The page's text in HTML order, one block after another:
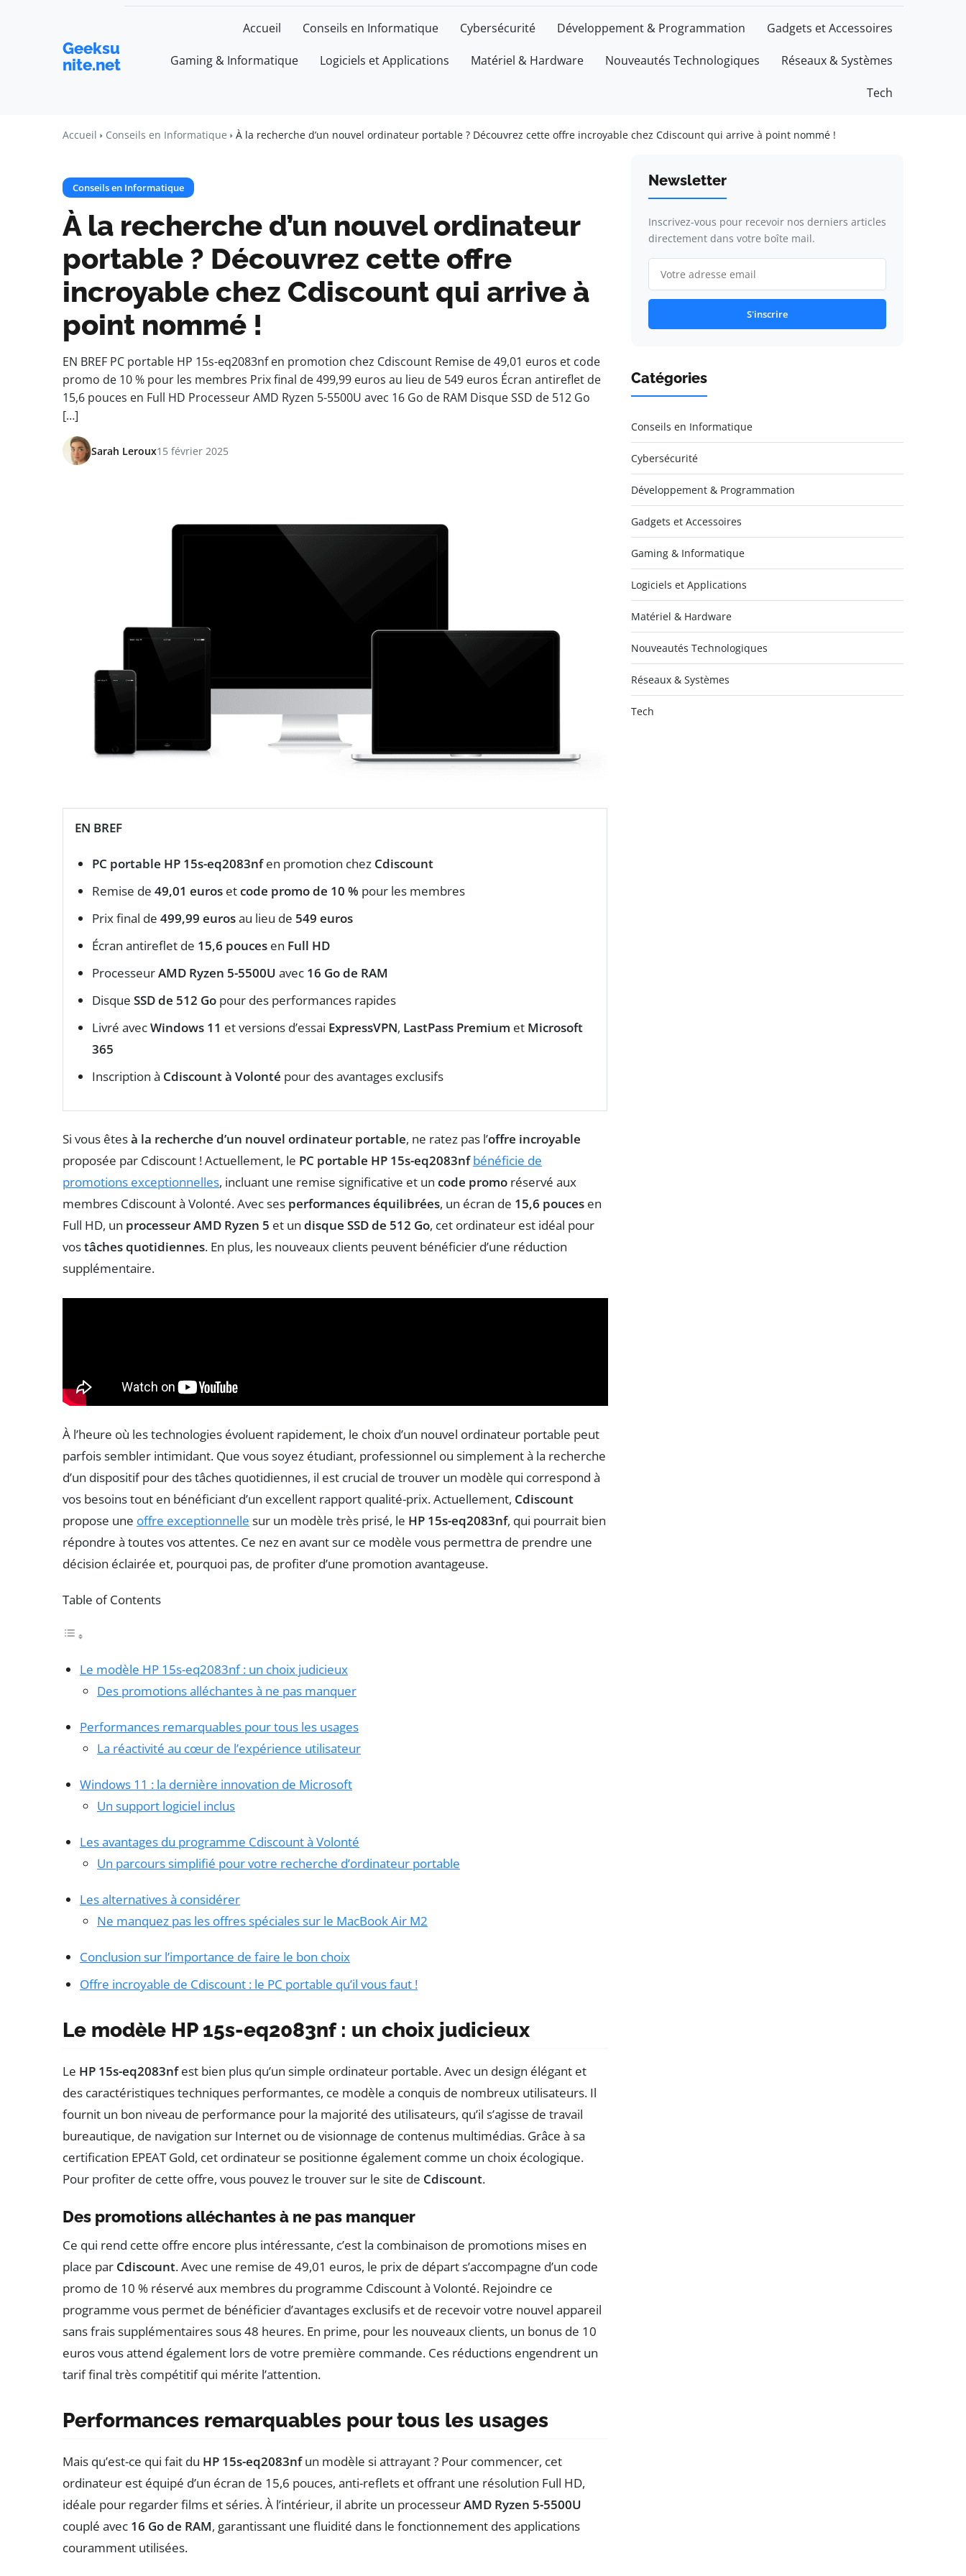
Geeksu
nite.net
Accueil Conseils en Informatique Cybersécurité Développement & Programmation Gadgets et Accessoires
Gaming & Informatique Logiciels et Applications Matériel & Hardware Nouveautés Technologiques Réseaux & Systèmes
Tech
Accueil Conseils en Informatique À la recherche d’un nouvel ordinateur portable ? Découvrez cette offre incroyable chez Cdiscount qui arrive à point nommé !
Conseils en Informatique
À la recherche d’un nouvel ordinateur
portable ? Découvrez cette offre
incroyable chez Cdiscount qui arrive à
point nommé !
EN BREF PC portable HP 15s-eq2083nf en promotion chez Cdiscount Remise de 49,01 euros et code
promo de 10 % pour les membres Prix final de 499,99 euros au lieu de 549 euros Écran antireflet de
15,6 pouces en Full HD Processeur AMD Ryzen 5-5500U avec 16 Go de RAM Disque SSD de 512 Go
[…]
Sarah Leroux15 février 2025
EN BREF
PC portable HP 15s-eq2083nfen promotion chez Cdiscount
Remise de 49,01 euros etcode promo de 10 % pour les membres
Prix final de 499,99 eurosau lieu de 549 euros
Écran antireflet de 15,6 pouces en Full HD
ProcesseurAMD Ryzen 5-5500U avec 16 Go de RAM
Disque SSD de 512 Go pour des performances rapides
Livré avecWindows 11 et versions d’essai ExpressVPN, LastPass Premium et Microsoft
365
Inscription à Cdiscount à Volonté pour des avantages exclusifs
Si vous êtesà la recherche d’un nouvel ordinateur portable, ne ratez pas l’offre incroyable
proposée par Cdiscount ! Actuellement, le PC portable HP 15s-eq2083nf bénéficie de
promotions exceptionnelles, incluant une remise significative et un code promo réservé aux
membres Cdiscount à Volonté. Avec ses performances équilibrées, un écran de 15,6 pouces en
Full HD, un processeur AMD Ryzen 5 et un disque SSD de 512 Go, cet ordinateur est idéal pour
vostâches quotidiennes. En plus, les nouveaux clients peuvent bénéficier d’une réduction
supplémentaire.
À l’heure où les technologies évoluent rapidement, le choix d’un nouvel ordinateur portable peut
parfois sembler intimidant. Que vous soyez étudiant, professionnel ou simplement à la recherche
d’un dispositif pour des tâches quotidiennes, il est crucial de trouver un modèle qui correspond à
vos besoins tout en bénéficiant d’un excellent rapport qualité-prix. Actuellement, Cdiscount
propose une offre exceptionnelle sur un modèle très prisé, le HP 15s-eq2083nf, qui pourrait bien
répondre à toutes vos attentes. Ce nez en avant sur ce modèle vous permettra de prendre une
décision éclairée et, pourquoi pas, de profiter d’une promotion avantageuse.
Table of Contents
Le modèle HP 15s-eq2083nf : un choix judicieux
Des promotions alléchantes à ne pas manquer
Performances remarquables pour tous les usages
La réactivité au cœur de l’expérience utilisateur
Windows 11 : la dernière innovation de Microsoft
Un support logiciel inclus
Les avantages du programme Cdiscount à Volonté
Un parcours simplifié pour votre recherche d’ordinateur portable
Les alternatives à considérer
Ne manquez pas les offres spéciales sur le MacBook Air M2
Conclusion sur l’importance de faire le bon choix
Offre incroyable de Cdiscount : le PC portable qu’il vous faut !
Le modèle HP 15s-eq2083nf : un choix judicieux
Le HP 15s-eq2083nfest bien plus qu’un simple ordinateur portable. Avec un design élégant et
des caractéristiques techniques performantes, ce modèle a conquis de nombreux utilisateurs. Il
fournit un bon niveau de performance pour la majorité des utilisateurs, qu’il s’agisse de travail
bureautique, de navigation sur Internet ou de visionnage de contenus multimédias. Grâce à sa
certification EPEAT Gold, cet ordinateur se positionne également comme un choix écologique.
Pour profiter de cette offre, vous pouvez le trouver sur le site de Cdiscount.
Des promotions alléchantes à ne pas manquer
Ce qui rend cette offre encore plus intéressante, c’est la combinaison de promotions mises en
place par Cdiscount. Avec une remise de 49,01 euros, le prix de départ s’accompagne d’un code
promo de 10 % réservé aux membres du programme Cdiscount à Volonté. Rejoindre ce
programme vous permet de bénéficier d’avantages exclusifs et de recevoir votre nouvel appareil
sans frais supplémentaires sous 48 heures. En prime, pour les nouveaux clients, un bonus de 10
euros vous attend également lors de votre première commande. Ces réductions engendrent un
tarif final très compétitif qui mérite l’attention.
Performances remarquables pour tous les usages
Mais qu’est-ce qui fait du HP 15s-eq2083nfun modèle si attrayant ? Pour commencer, cet
ordinateur est équipé d’un écran de 15,6 pouces, anti-reflets et offrant une résolution Full HD,
idéale pour regarder films et séries. À l’intérieur, il abrite un processeurAMD Ryzen 5-5500U
couplé avec 16 Go de RAM, garantissant une fluidité dans le fonctionnement des applications
couramment utilisées.
Newsletter
Inscrivez-vous pour recevoir nos derniers articles
directement dans votre boîte mail.
S'inscrire
Catégories
Conseils en Informatique
Cybersécurité
Développement & Programmation
Gadgets et Accessoires
Gaming & Informatique
Logiciels et Applications
Matériel & Hardware
Nouveautés Technologiques
Réseaux & Systèmes
Tech